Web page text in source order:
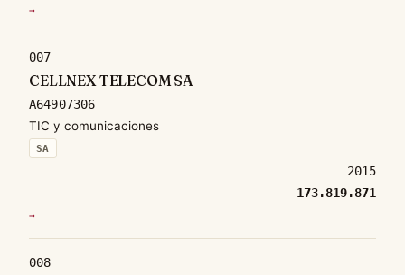
→
007
CELLNEX TELECOM SA
A64907306
TIC y comunicaciones
SA
2015
173.819.871
→
008